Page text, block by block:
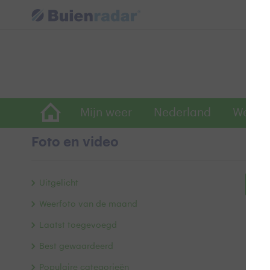
Mijn weer Nederland
Foto en video
Uitgelicht
Weerfoto van de maand
Laatst toegevoegd
Best gewaardeerd
Populaire categorieën